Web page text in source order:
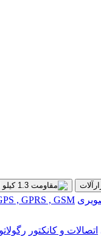
, GPRS , GSM
اتصالات و کانکتور